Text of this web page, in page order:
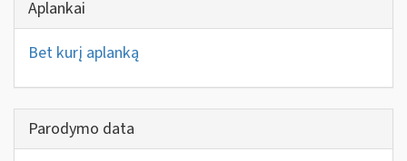
Aplankai
Bet kurį aplanką
Parodymo data